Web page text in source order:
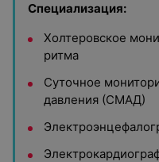
Специализация:
Холтеровское
ритма
Суточное
давления (СМАД)